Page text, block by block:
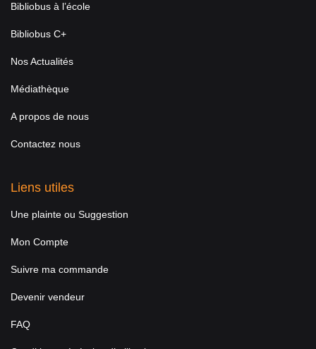
Bibliobus à l’école
Bibliobus C+
Nos Actualités
Médiathèque
A propos de nous
Contactez nous
Liens utiles
Une plainte ou Suggestion
Mon Compte
Suivre ma commande
Devenir vendeur
FAQ